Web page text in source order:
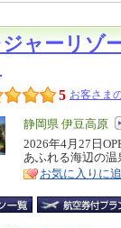
ャーリゾ
5 お客さま
エ
リ
ア
静岡県 伊豆高原
特
徴
2026年4月27日
あふれる海辺の温
お気に入りに